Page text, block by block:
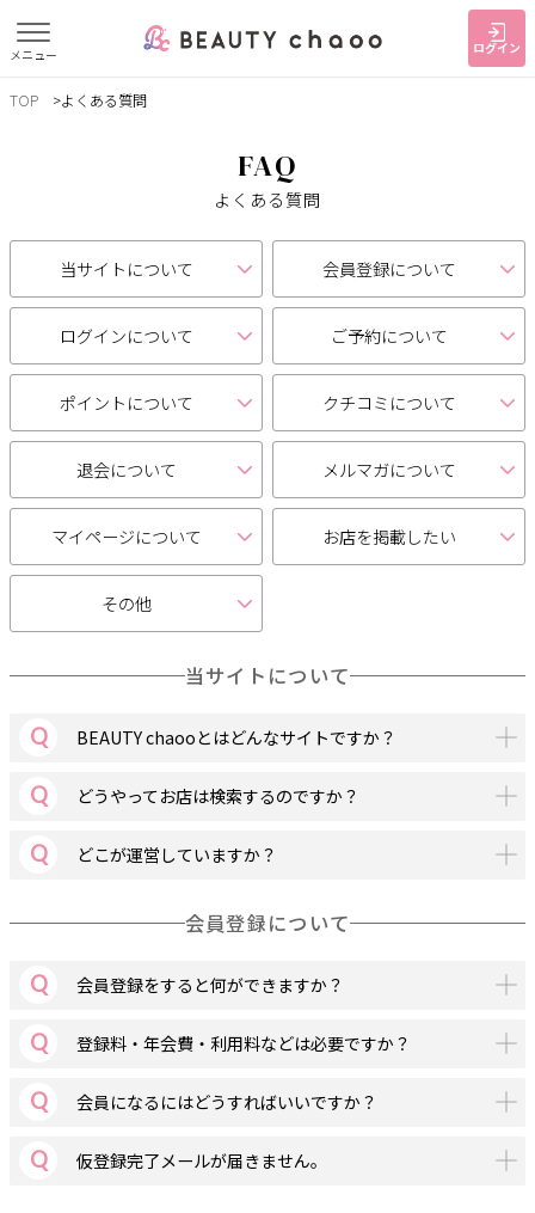
メニュー ログイン
すでに会員の方
ジャンルで探す
ヘア・メイク ネイル・まつげ エステ
リラク・整体
スクール・
トレーニング
メンズ
サービス
大人女子トピック ランキング
よくある質問
利用規約
プライバシーポリシー
サイトマップ
お問い合わせ
TOP よくある質問
FAQ
よくある質問
当サイトについて 会員登録について
ログインについて ご予約について
ポイントについて クチコミについて
退会について メルマガについて
マイページについて お店を掲載したい
その他
当サイトについて
BEAUTY chaooとはどんなサイトですか？
どうやってお店は検索するのですか？
どこが運営していますか？
会員登録について
会員登録をすると何ができますか？
登録料・年会費・利用料などは必要ですか？
会員になるにはどうすればいいですか？
仮登録完了メールが届きません。